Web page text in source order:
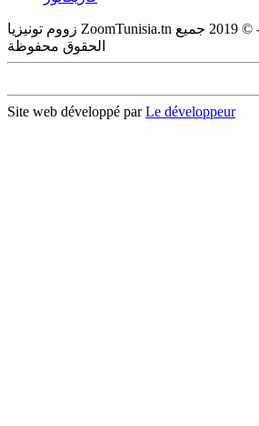
زووم تونيزيا ZoomTunisia.tn جريدة إلكترونية جامعة - © 2019 جميع
الحقوق محفوظة
Site web développé parLe développeur